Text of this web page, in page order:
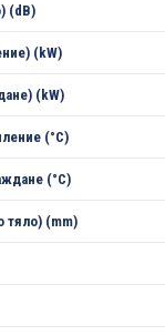
(dB)
(kW)
(kW)
(°С)
(°С)
(mm)